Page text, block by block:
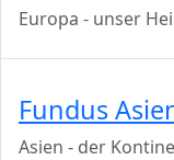
Europa - unser
Fundus
Asien - der